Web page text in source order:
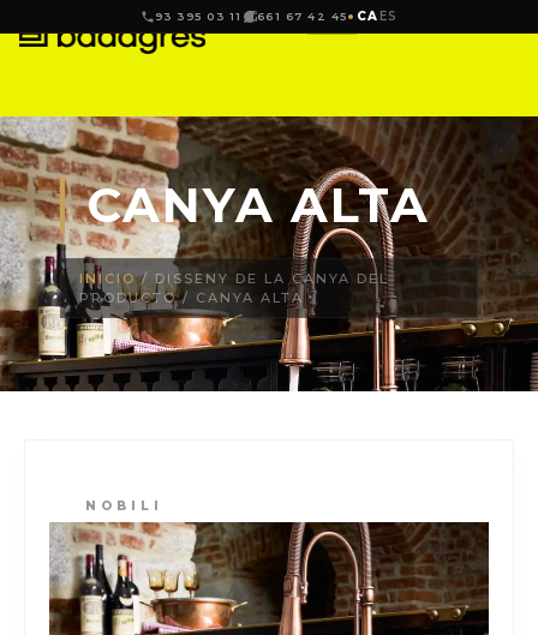
93 395 03 11 661 67 42 45 CA ES
CANYA ALTA
INICIO/ DISSENY DE LA CANYA DEL
PRODUCTO / CANYA ALTA
NOBILI